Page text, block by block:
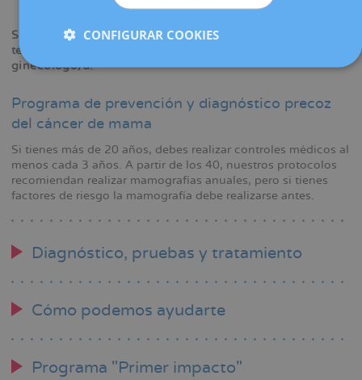
Derrame por el pezón.
Si tienes alguno de estos síntomas no significa que
tengas cáncer, pero te recomendamos una visita con un
ginecólogo/a.
Programa de prevención y diagnóstico precoz
del cáncer de mama
Si tienes más de 20 años, debes realizar controles médicos al
menos cada 3 años. A partir de los 40, nuestros protocolos
recomiendan realizar mamografías anuales, pero si tienes
factores de riesgo la mamografía debe realizarse antes.
Diagnóstico, pruebas y tratamiento
Cómo podemos ayudarte
Programa "Primer impacto"
CONFIGURAR COOKIES